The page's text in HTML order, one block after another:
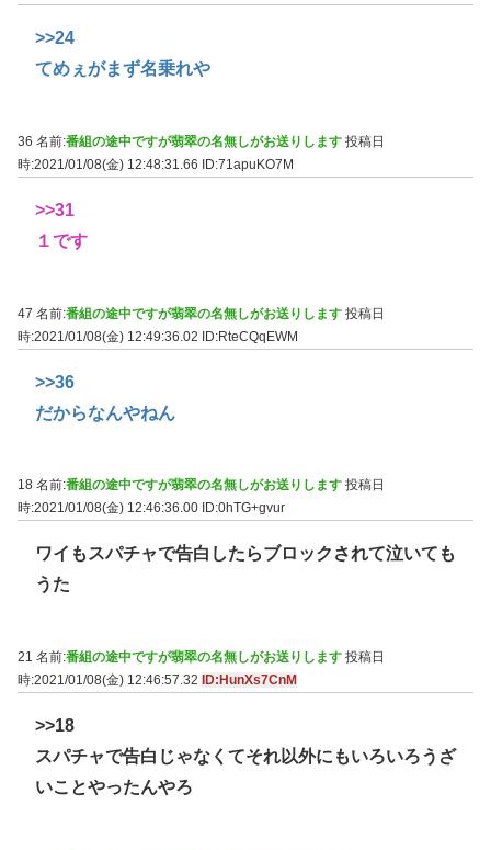
>>24
てめぇがまず名乗れや
36 名前:番組の途中ですが翡翠の名無しがお送りします 投稿日
時:2021/01/08(金) 12:48:31.66
ID:71apuKO7M
>>31
１です
47 名前:番組の途中ですが翡翠の名無しがお送りします 投稿日
時:2021/01/08(金) 12:49:36.02 ID:RteCQqEWM
>>36
だからなんやねん
18 名前:番組の途中ですが翡翠の名無しがお送りします 投稿日
時:2021/01/08(金) 12:46:36.00 ID:0hTG+gvur
ワイもスパチャで告白したらブロックされて泣いても
うた
21 名前:番組の途中ですが翡翠の名無しがお送りします 投稿日
時:2021/01/08(金) 12:46:57.32 ID:HunXs7CnM
>>18
スパチャで告白じゃなくてそれ以外にもいろいろうざ
いことやったんやろ